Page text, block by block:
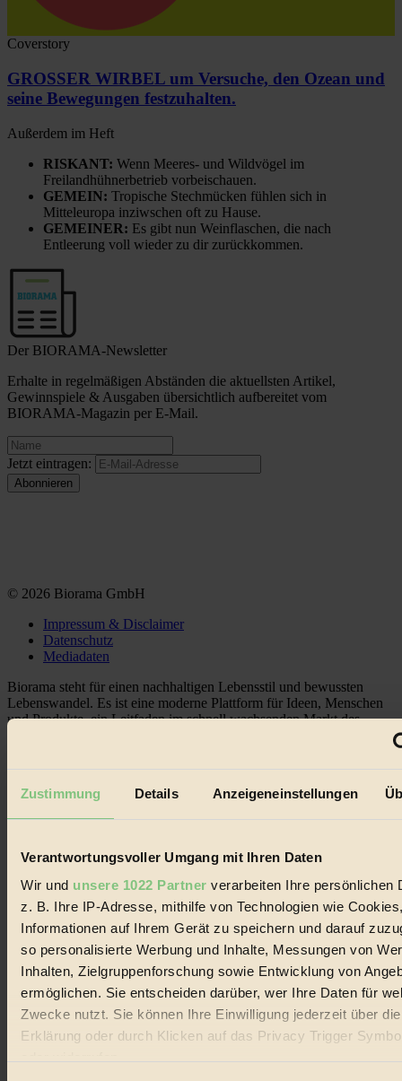
Zustimmung Details Anzeigeneinstellungen
Verantwortungsvoller Umgang mit Ihren Daten
Wir und unsere 1022 Partner verarbeiten Ihre persönlichen
z. B. Ihre IP-Adresse, mithilfe von Technologien wie
Informationen auf Ihrem Gerät zu speichern und darauf
so personalisierte Werbung und Inhalte, Messungen von
Inhalten, Zielgruppenforschung sowie Entwicklung von
ermöglichen. Sie entscheiden darüber, wer Ihre Daten für
Zwecke nutzt. Sie können Ihre Einwilligung jederzeit über
Erklärung oder durch Klicken auf das Privacy Trigger
Coverstory
GROSSER WIRBEL um Versuche, den Ozean und
seine Bewegungen festzuhalten.
Außerdem im Heft
RISKANT: Wenn Meeres- und Wildvögel im
Freilandhühnerbetrieb vorbeischauen.
GEMEIN: Tropische Stechmücken fühlen sich in
Mitteleuropa inziwschen oft zu Hause.
GEMEINER: Es gibt nun Weinflaschen, die nach
Entleerung voll wieder zu dir zurückkommen.
Der BIORAMA-Newsletter
Erhalte in regelmäßigen Abständen die aktuellsten Artikel,
Gewinnspiele & Ausgaben übersichtlich aufbereitet vom
BIORAMA-Magazin per E-Mail.
Jetzt eintragen:
© 2026 Biorama GmbH
Impressum & Disclaimer
Datenschutz
Mediadaten
Biorama steht für einen nachhaltigen Lebensstil und bewussten
Lebenswandel. Es ist eine moderne Plattform für Ideen, Menschen
und Produkte, ein Leitfaden im schnell wachsenden Markt des
22.601 Fans auf Facebook
Nachhaltigkeit
Vegan